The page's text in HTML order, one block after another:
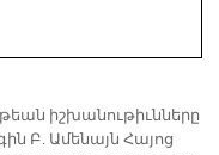
իշխանութիւնները
Բ. Ամենայն Հայոց